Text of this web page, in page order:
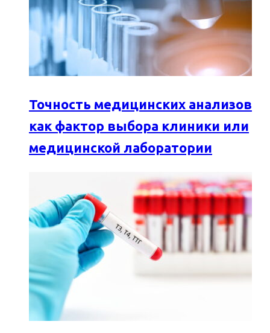
Точность медицинских анализов
как фактор выбора клиники или
медицинской лаборатории